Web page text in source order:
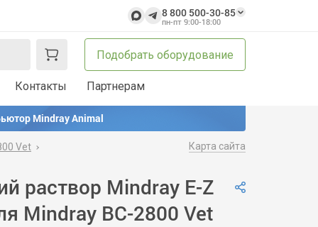
8 800 500-30-85
пн-пт 9:00-18:00
Подобрать оборудование
Контакты Партнерам
Mindray Animal
Vet Карта сайта
раствор Mindray E-Z
Mindray BC-2800 Vet